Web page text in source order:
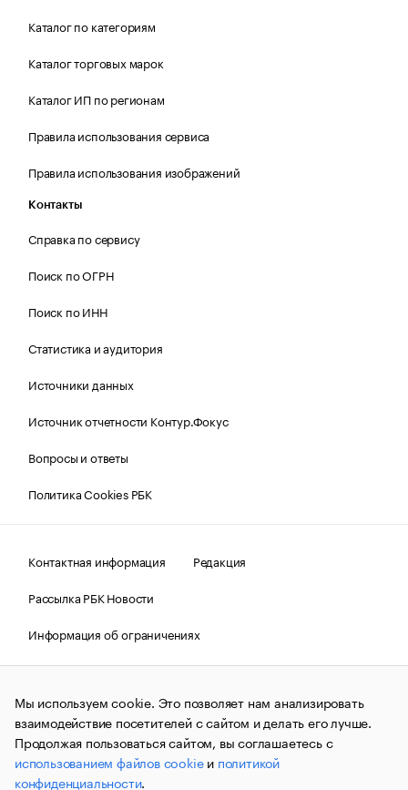
Каталог по категориям
Каталог торговых марок
Каталог ИП по регионам
Правила использования сервиса
Правила использования изображений
Контакты
Справка по сервису
Поиск по ОГРН
Поиск по ИНН
Статистика и аудитория
Источники данных
Источник отчетности Контур.Фокус
Вопросы и ответы
Политика Cookies РБК
Контактная информация
Редакция
Рассылка РБК Новости
Информация об ограничениях
Правовая информация
О соблюдении авторских прав
© АО «РОСБИЗНЕСКОНСАЛТИНГ»,1995–2026.Сообщения
и материалы информационного агентства «РБК»
(зарегистрировано Федеральной службой по надзору в сфере
связи, информационных технологий и массовых
коммуникаций (Роскомнадзор) 09.12.2015 за номером ИА
№ФС77-63848) сопровождаются пометкой «РБК». Отдельные
Мы используем cookie. Это позволяет нам анализировать
взаимодействие посетителей с сайтом и делать его лучше.
Продолжая пользоваться сайтом, вы соглашаетесь с
использованием файлов cookieи политикой
конфиденциальности.